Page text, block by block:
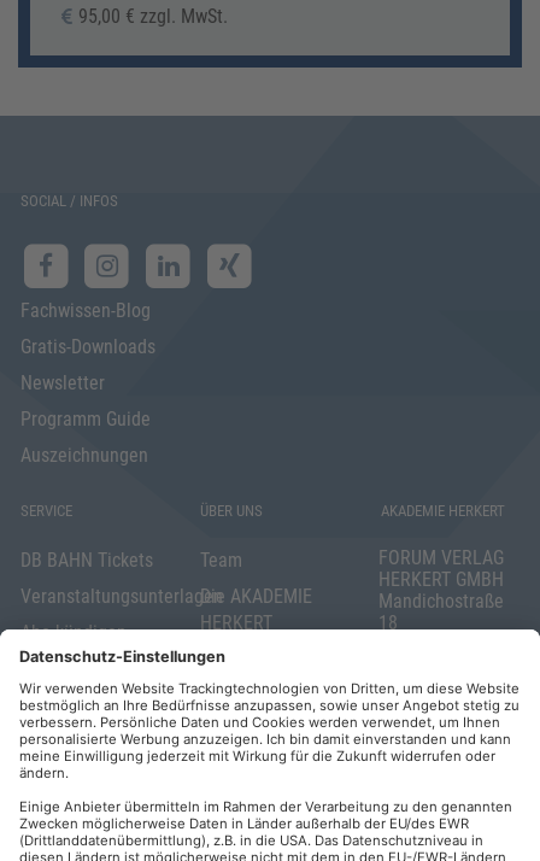
95,00 € zzgl. MwSt.
SOCIAL / INFOS
Fachwissen-Blog
Gratis-Downloads
Newsletter
Programm Guide
Auszeichnungen
SERVICE
DB BAHN Tickets
Veranstaltungsunterlagen
Abo kündigen
Widerrufsrecht
für Verbraucher
Elektronischer
Geschäftsverkehr
ÜBER UNS
Team
Die AKADEMIE
HERKERT
FORUM VERLAG
HERKERT
Kontakt
AKADEMIE HERKERT
FORUM VERLAG
HERKERT GMBH
Mandichostraße
18
Telefon: +49
(0)8233 381-123
Telefax: +49
(0)8233 381-222
E-Mail:
herkert.de
Zahlung per